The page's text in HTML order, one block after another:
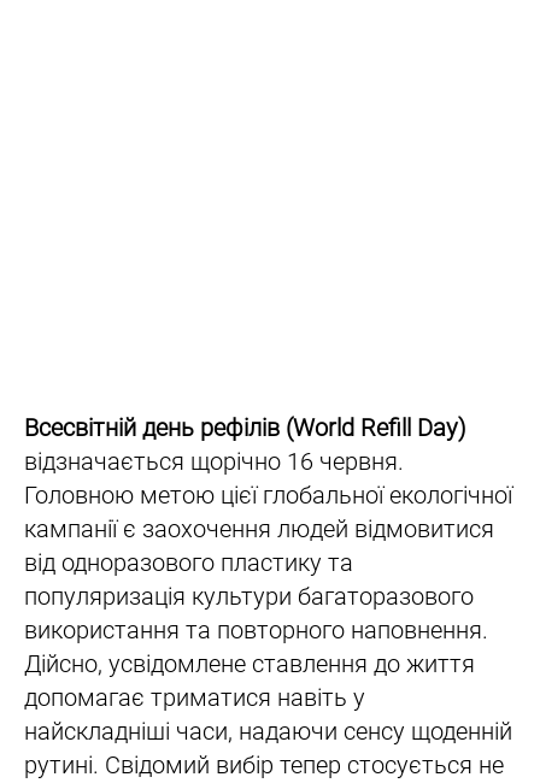
Всесвітній день рефілів (World Refill Day)
відзначається щорічно 16 червня.
Головною метою цієї глобальної екологічної
кампанії є заохочення людей відмовитися
від одноразового пластику та
популяризація культури багаторазового
використання та повторного наповнення.
Дійсно, усвідомлене ставлення до життя
допомагає триматися навіть у
найскладніші часи, надаючи сенсу щоденній
рутині. Свідомий вибір тепер стосується не